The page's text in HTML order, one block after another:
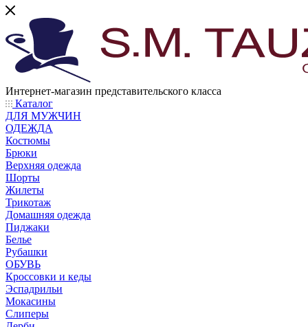
Интернет-магазин представительского класса
Каталог
ДЛЯ МУЖЧИН
ОДЕЖДА
Костюмы
Брюки
Верхняя одежда
Шорты
Жилеты
Трикотаж
Домашняя одежда
Пиджаки
Белье
Рубашки
ОБУВЬ
Кроссовки и кеды
Эспадрильи
Мокасины
Слиперы